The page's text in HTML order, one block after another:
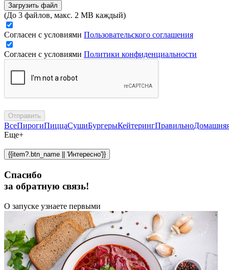
Загрузить файл
(До 3 файлов, макс. 2 MB каждый)
Согласен с условиями Пользовательского соглашения
Согласен с условиями Политики конфиденциальности
Отправить
ВсеПирогиПиццаСушиБургерыКейтерингПравильно
Еще+
{{item?.btn_name || 'Интересно'}}
Спасибо
за обратную связь!
О запуске узнаете первыми